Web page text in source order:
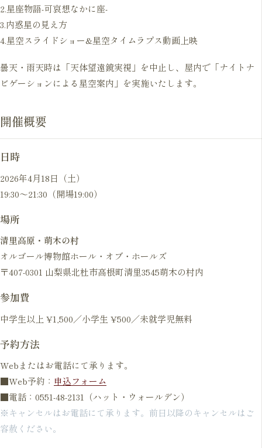
2.星座物語-可哀想なかに座-
3.内惑星の見え方
4.星空スライドショー&星空タイムラプス動画上映
曇天・雨天時は「天体望遠鏡実視」を中止し、屋内で「ナイトナ
ビゲーションによる星空案内」を実施いたします。
開催概要
日時
2026年4月18日（土）
19:30〜21:30（開場19:00）
場所
清里高原・萌木の村
オルゴール博物館ホール・オブ・ホールズ
〒407-0301 山梨県北杜市高根町清里3545萌木の村内
参加費
中学生以上 ¥1,500／小学生 ¥500／未就学児無料
予約方法
Webまたはお電話にて承ります。
■Web予約： 申込フォーム
■電話：0551-48-2131（ハット・ウォールデン）
※キャンセルはお電話にて承ります。前日以降のキャンセルはご
容赦ください。